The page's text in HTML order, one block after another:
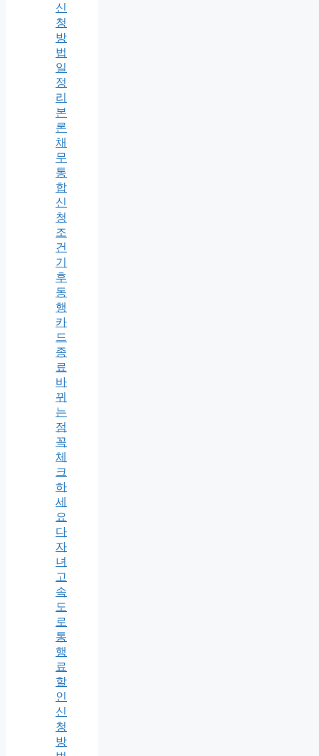
신
청
방
법
일
정
리
본
론
채
무
통
합
신
청
조
건
기
후
동
행
카
드
종
료
바
뀌
는
점
꼭
체
크
하
세
요
다
자
녀
고
속
도
로
통
행
료
할
인
신
청
방